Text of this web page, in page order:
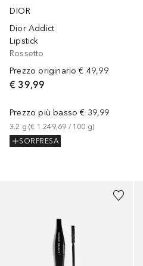
DIOR
Dior Addict
Lipstick
Rossetto
Prezzo originario € 49,99
€ 39,99
Prezzo più basso € 39,99
3.2 g (€ 1.249,69 / 100 g)
SORPRESA